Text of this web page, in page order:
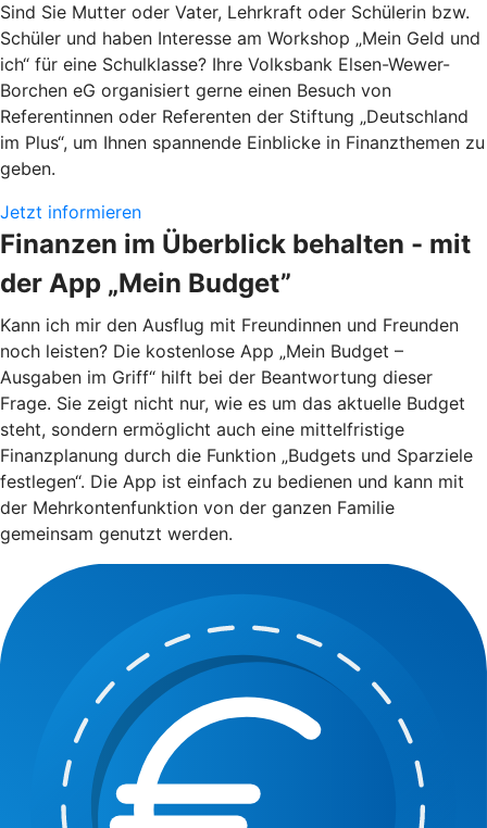
Sind Sie Mutter oder Vater, Lehrkraft oder Schülerin bzw.
Schüler und haben Interesse am Workshop „Mein Geld und
ich“ für eine Schulklasse? Ihre Volksbank Elsen-Wewer-
Borchen eG organisiert gerne einen Besuch von
Referentinnen oder Referenten der Stiftung „Deutschland
im Plus“, um Ihnen spannende Einblicke in Finanzthemen zu
geben.
Jetzt informieren
Finanzen im Überblick behalten - mit
der App „Mein Budget”
Kann ich mir den Ausflug mit Freundinnen und Freunden
noch leisten? Die kostenlose App „Mein Budget –
Ausgaben im Griff“ hilft bei der Beantwortung dieser
Frage. Sie zeigt nicht nur, wie es um das aktuelle Budget
steht, sondern ermöglicht auch eine mittelfristige
Finanzplanung durch die Funktion „Budgets und Sparziele
festlegen“. Die App ist einfach zu bedienen und kann mit
der Mehrkontenfunktion von der ganzen Familie
gemeinsam genutzt werden.